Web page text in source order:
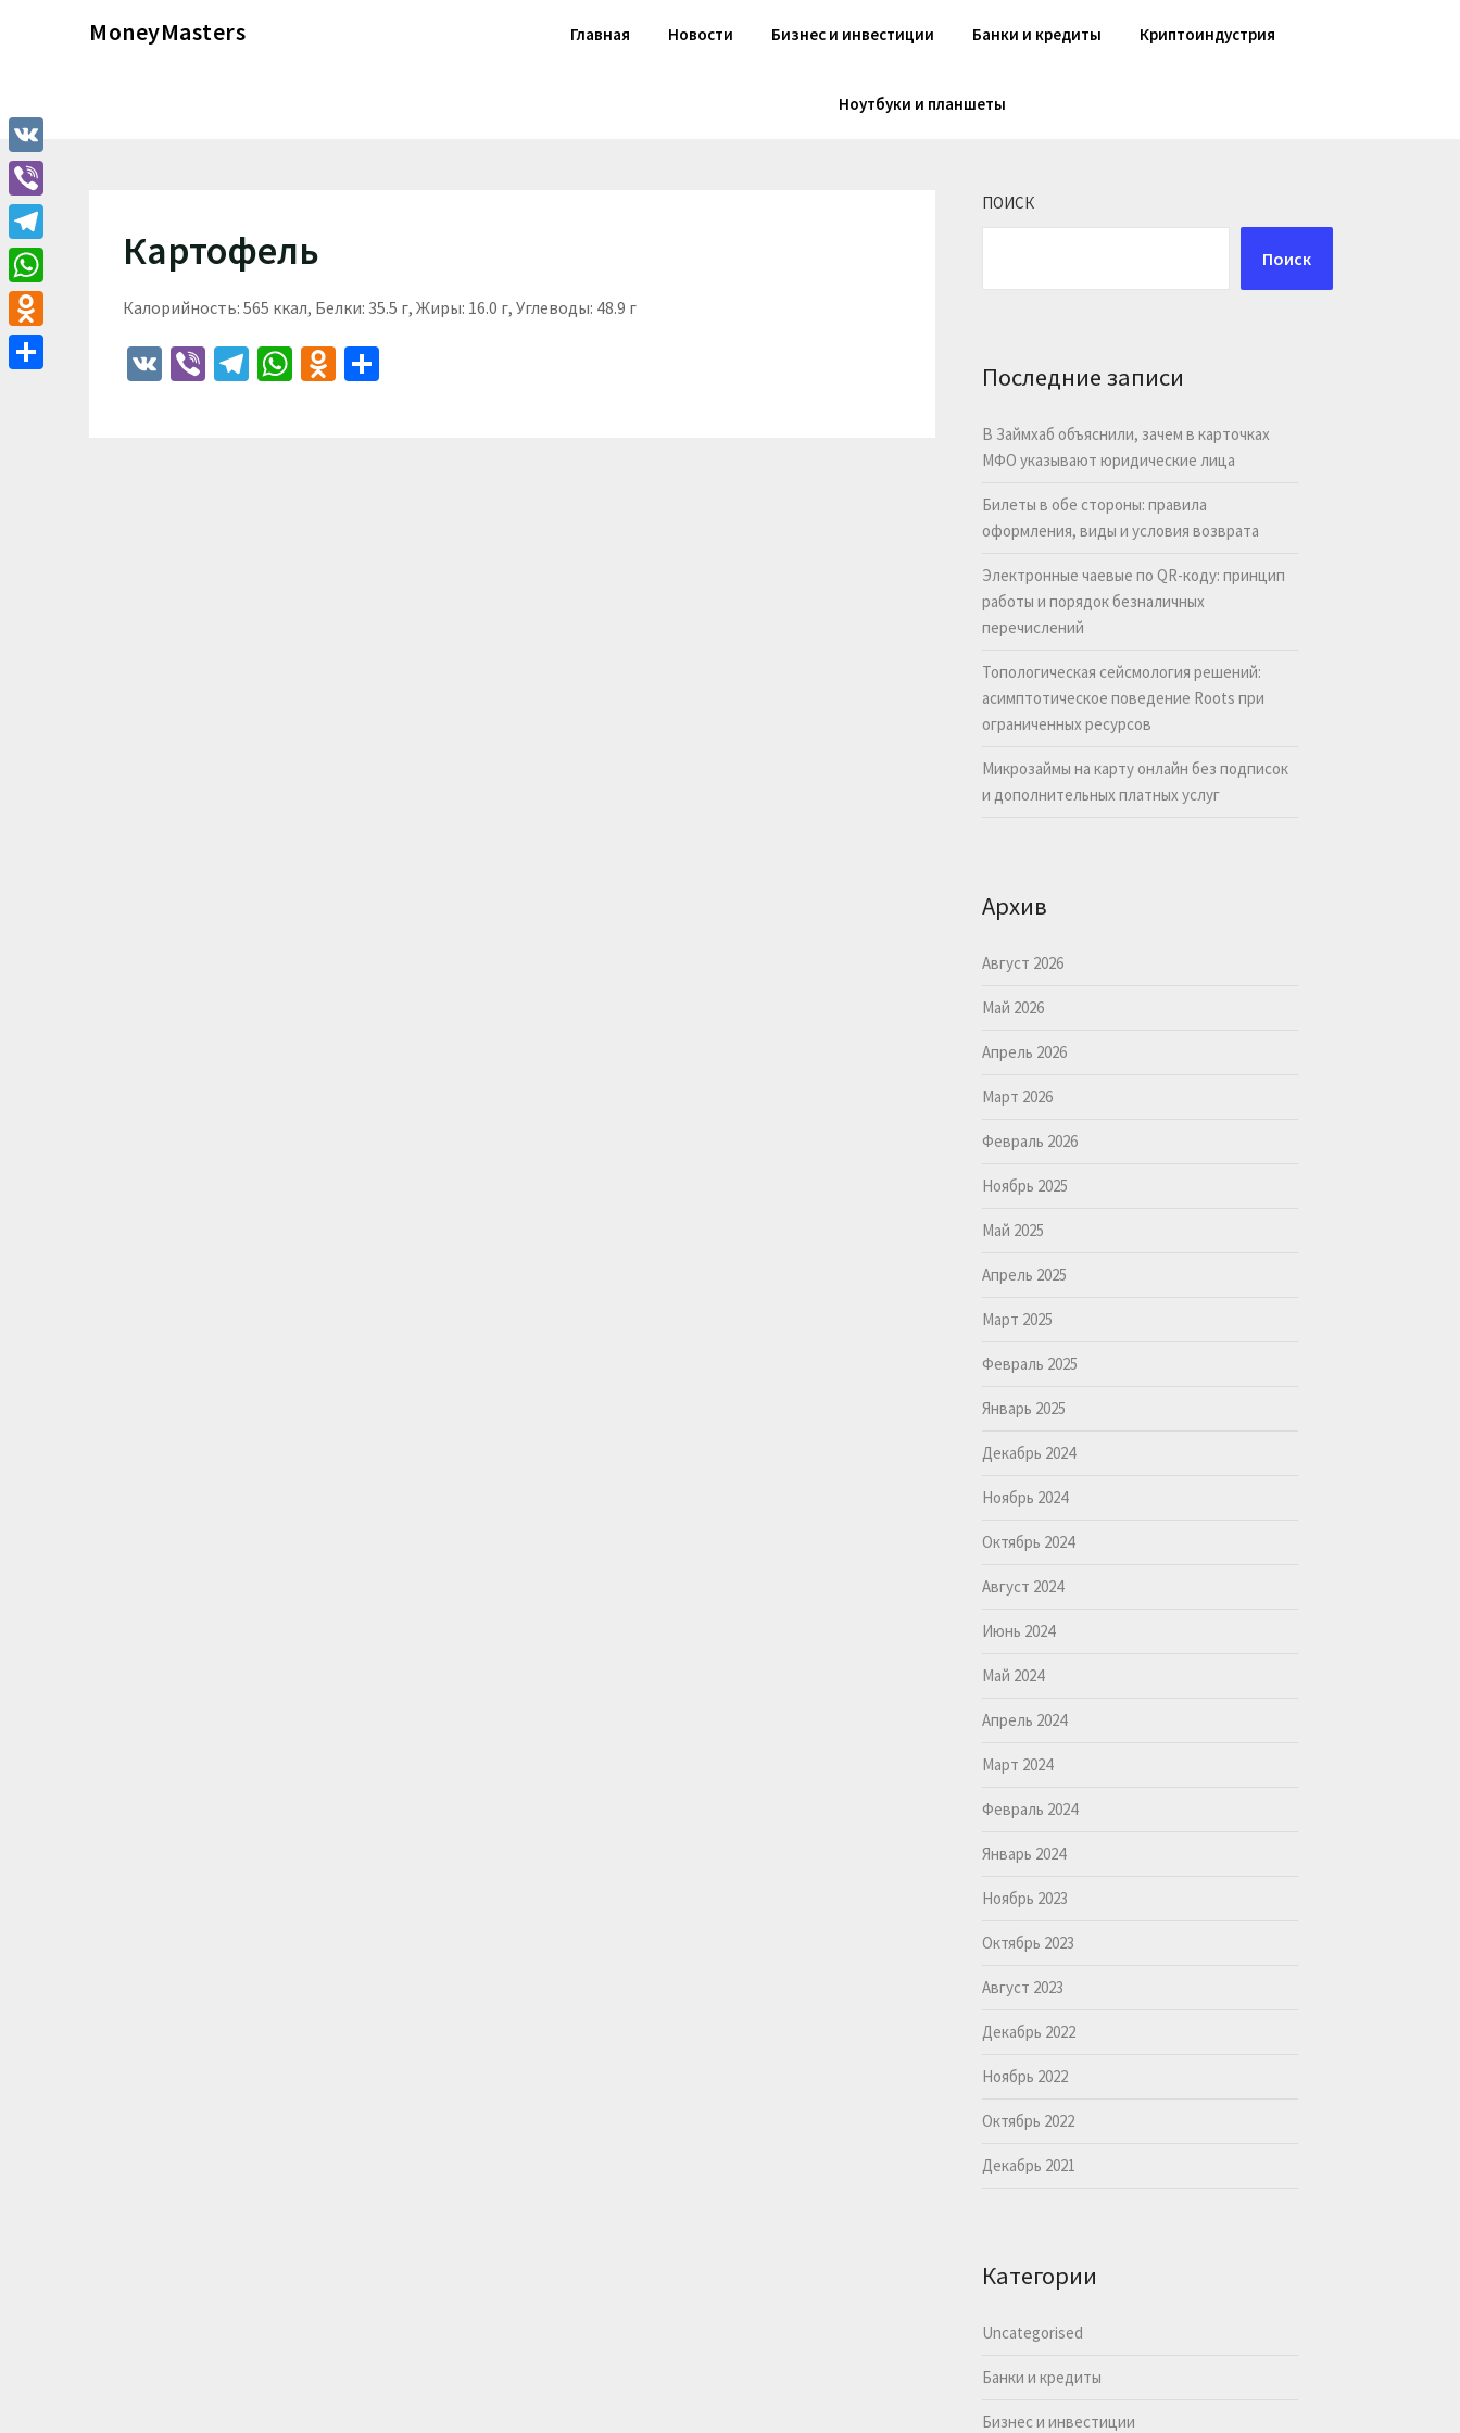
MoneyMasters Главная Новости Бизнес и инвестиции Банки и кредиты Криптоиндустрия
Ноутбуки и планшеты
Картофель
Калорийность: 565 ккал, Белки: 35.5 г, Жиры: 16.0 г, Углеводы: 48.9 г
VK ViberTelegram
WhatsApp
Odnoklassniki
ПОИСК
Поиск
Последние записи
В Займхаб объяснили, зачем в карточках
МФО указывают юридические лица
Билеты в обе стороны: правила
оформления, виды и условия возврата
Электронные чаевые по QR-коду: принцип
работы и порядок безналичных
перечислений
Топологическая сейсмология решений:
асимптотическое поведение Roots при
ограниченных ресурсов
Микрозаймы на карту онлайн без подписок
и дополнительных платных услуг
Архив
Август 2026
Май 2026
Апрель 2026
Март 2026
Февраль 2026
Ноябрь 2025
Май 2025
Апрель 2025
Март 2025
Февраль 2025
Январь 2025
Декабрь 2024
Ноябрь 2024
Октябрь 2024
Август 2024
Июнь 2024
Май 2024
Апрель 2024
Март 2024
Февраль 2024
Январь 2024
Ноябрь 2023
Октябрь 2023
Август 2023
Декабрь 2022
Ноябрь 2022
Октябрь 2022
Декабрь 2021
Категории
Uncategorised
Банки и кредиты
Бизнес и инвестиции
VK
Viber
Telegram
WhatsApp
Odnoklassniki